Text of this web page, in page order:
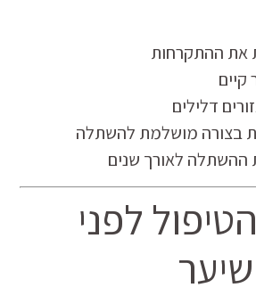
ההתקרחות
דלילים
בצורה מושלמת להשתלה
ההשתלה לאורך שנים
לפני